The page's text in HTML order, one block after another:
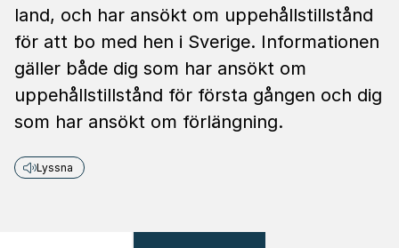
land, och har ansökt om uppehållstillstånd
för att bo med hen i Sverige. Informationen
gäller både dig som har ansökt om
uppehållstillstånd för första gången och dig
som har ansökt om förlängning.
Lyssna